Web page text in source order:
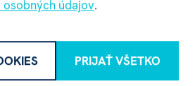
pridané
údajov.
PRIJAŤ VŠETKO